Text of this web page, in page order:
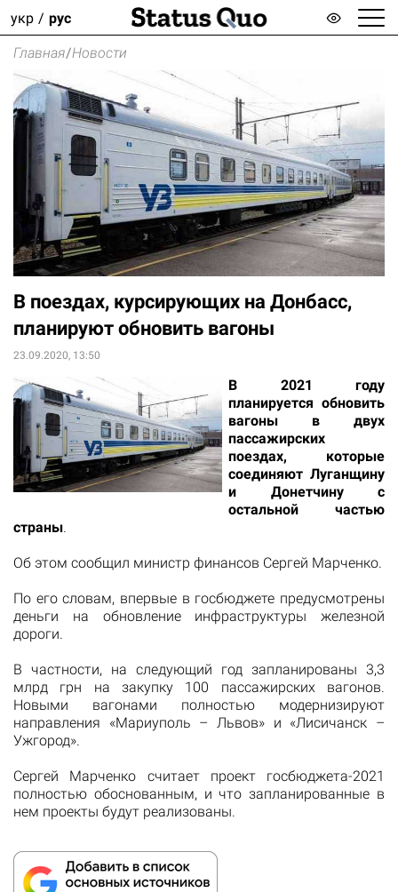
укр рус
Главная/Новости
В поездах, курсирующих на Донбасс,
планируют обновить вагоны
23.09.2020, 13:50
В 2021 году
планируется обновить
вагоны в двух
пассажирских
поездах, которые
соединяют Луганщину
и Донетчину с
остальной частью
страны.
Об этом сообщил министр финансов Сергей Марченко.
По его словам, впервые в госбюджете предусмотрены
деньги на обновление инфраструктуры железной
дороги.
В частности, на следующий год запланированы 3,3
млрд грн на закупку 100 пассажирских вагонов.
Новыми вагонами полностью модернизируют
направления «Мариуполь – Львов» и «Лисичанск –
Ужгород».
Сергей Марченко считает проект госбюджета-2021
полностью обоснованным, и что запланированные в
нем проекты будут реализованы.